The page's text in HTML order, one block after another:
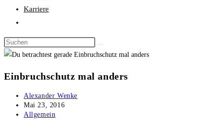
Karriere
umschalten
Einbruchschutz mal anders
Beitrags-
Autor:
Alexander Wenke
Beitrag
veröffentlicht:
Mai 23, 2016
Beitrags-
Allgemein